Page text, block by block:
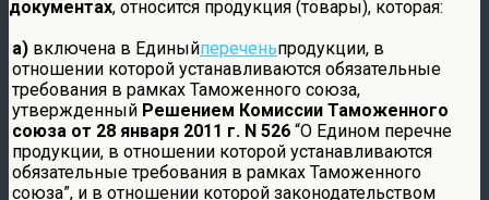
документах, относится продукция (товары), которая:
а) включена в Единыйпереченьпродукции, в
отношении которой устанавливаются обязательные
требования в рамках Таможенного союза,
утвержденный Решением Комиссии Таможенного
союза от 28 января 2011 г. N 526 “О Едином перечне
продукции, в отношении которой устанавливаются
обязательные требования в рамках Таможенного
союза”, и в отношении которой законодательством